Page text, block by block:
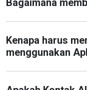
Bagaimana
Kenapa harus
menggunakan